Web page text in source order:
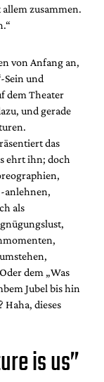
zusammen.
von Anfang an,
Sein und
dem Theater
und gerade
das
ehrt ihn; doch
anlehnen,
als
dem „Was
Jubel bis hin
Haha, dieses
is us”